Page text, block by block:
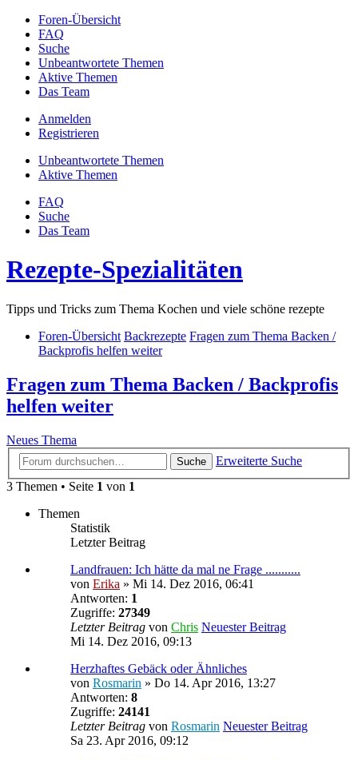
Foren-Übersicht
FAQ
Suche
Unbeantwortete Themen
Aktive Themen
Das Team
Anmelden
Registrieren
Unbeantwortete Themen
Aktive Themen
FAQ
Suche
Das Team
Rezepte-Spezialitäten
Tipps und Tricks zum Thema Kochen und viele schöne rezepte
Foren-Übersicht Backrezepte Fragen zum Thema Backen /
Backprofis helfen weiter
Fragen zum Thema Backen / Backprofis
helfen weiter
Neues Thema
Suche
Erweiterte Suche
3 Themen • Seite 1 von 1
Themen
Statistik
Letzter Beitrag
Landfrauen: Ich hätte da mal ne Frage ...........
von Erika » Mi 14. Dez 2016, 06:41
Antworten: 1
Zugriffe: 27349
Letzter Beitrag von Chris Neuester Beitrag
Mi 14. Dez 2016, 09:13
Herzhaftes Gebäck oder Ähnliches
von Rosmarin » Do 14. Apr 2016, 13:27
Antworten: 8
Zugriffe: 24141
Letzter Beitrag von Rosmarin Neuester Beitrag
Sa 23. Apr 2016, 09:12